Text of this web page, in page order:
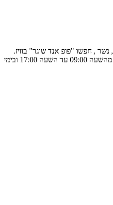
אולם התצוגה בכתובת המסילה 17 , נשר , חפשו "פופ אנד שוגר" בוויז.
שעות הפעילות הם בימים א' עד ה' מהשעה 09:00 עד השעה 17:00 ובימי